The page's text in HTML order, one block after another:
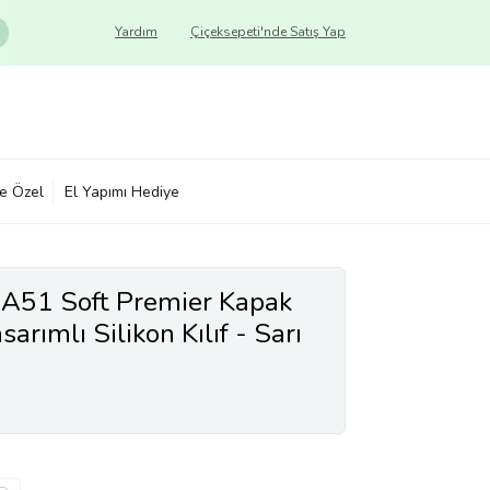
Çiçeksepeti'nde Satış Yap
Yardım
Özel El Yapımı Hediye
Soft Premier Kapak
Silikon Kılıf - Sarı